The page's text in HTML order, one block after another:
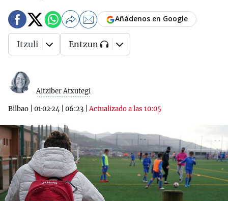
Aitziber Atxutegi
Bilbao 01·02·24 06:23 |Actualizado a las 10:05
Añádenos en Google
Itzuli Entzun